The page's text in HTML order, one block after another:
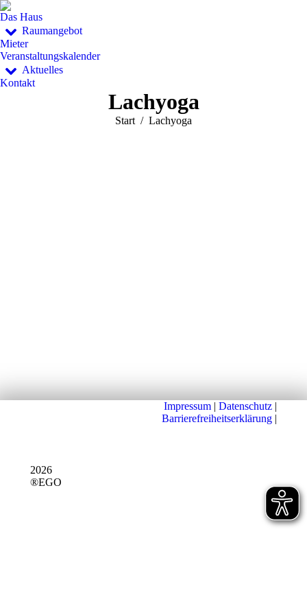
Das Haus
Raumangebot
Mieter
Veranstaltungskalender
Aktuelles
Kontakt
Lachyoga
Sie befinden sich hier:
Start Lachyoga
2026
®EGO
Impressum | Datenschutz |
Barrierefreiheitserklärung |